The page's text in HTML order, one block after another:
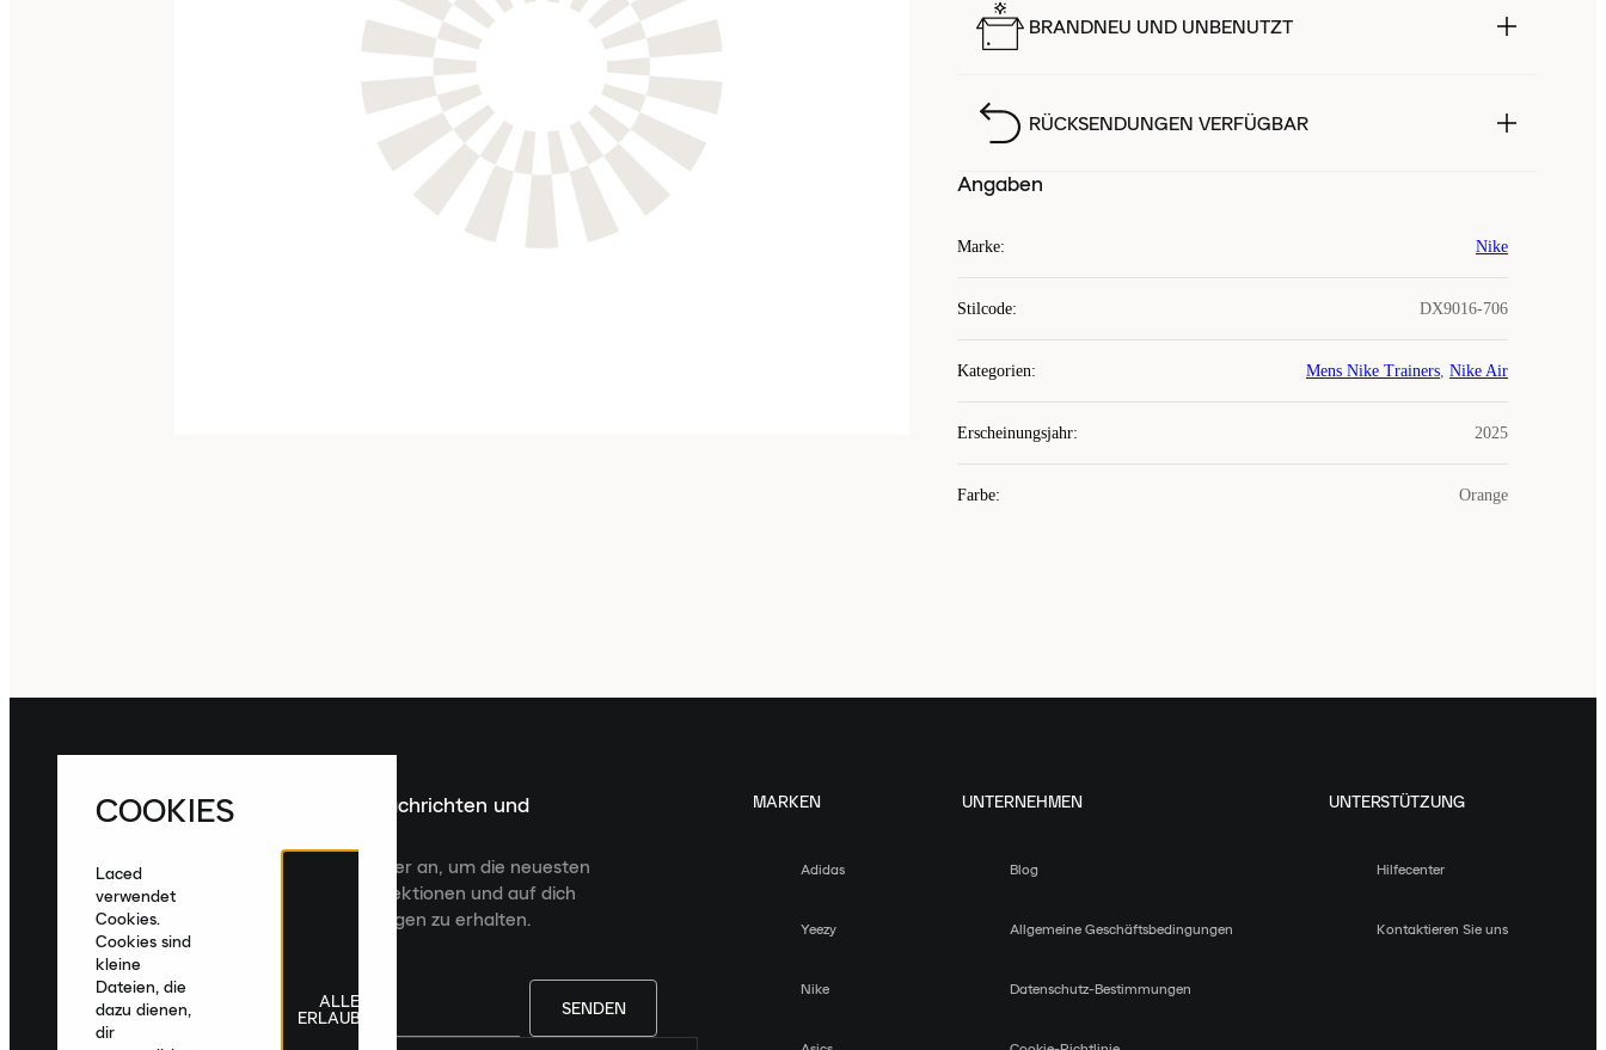
BRANDNEU UND UNBENUTZT
RÜCKSENDUNGEN VERFÜGBAR
Angaben
Marke: Nike
Stilcode: DX9016-706
Kategorien: Mens Nike Trainers, Nike Air
Erscheinungsjahr: 2025
Farbe: Orange
Melde dich für die neuesten Nachrichten und
Veröffentlichungen an
Melde dich für den Laced Newsletter an, um die neuesten
Veröffentlichungen, kuratierte Kollektionen und auf dich
zugeschnittene Produktempfehlungen zu erhalten.
SENDEN
MARKEN
Adidas
Yeezy
Nike
UNTERNEHMEN
Blog
Allgemeine Geschäftsbedingungen
Datenschutz-Bestimmungen
UNTERSTÜTZUNG
Hilfecenter
Kontaktieren Sie uns
COOKIES
Laced
verwendet
Cookies.
Cookies sind
kleine
Dateien, die
dazu dienen,
dir
ALLE
ERLAUBEN